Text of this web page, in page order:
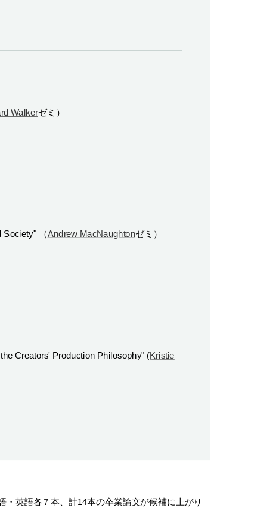
Walkerゼミ）
Society" （Andrew MacNaughtonゼミ）
Creators' Production Philosophy" (Kristie
・英語各７本、計14本の卒業論文が候補に上がり